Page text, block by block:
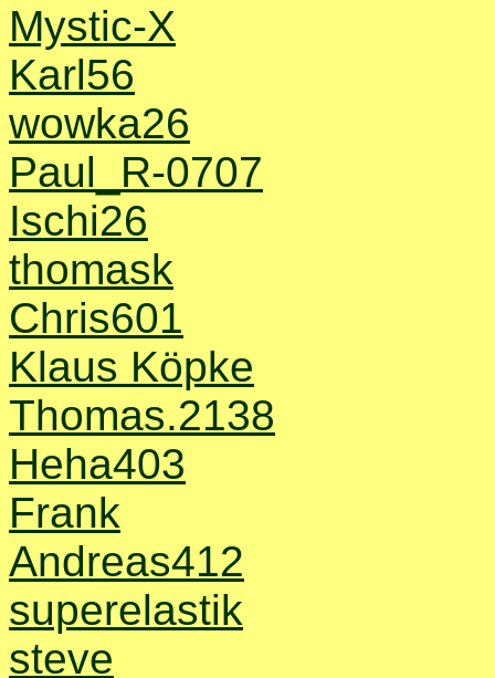
Mystic-X
Karl56
wowka26
Paul_R-0707
Ischi26
thomask
Chris601
Klaus Köpke
Thomas.2138
Heha403
Frank
Andreas412
superelastik
steve